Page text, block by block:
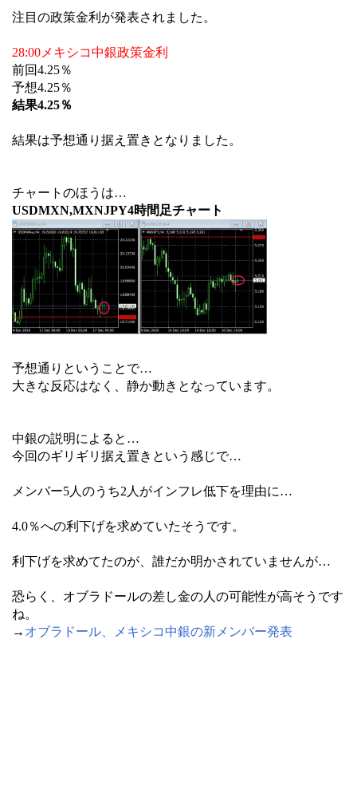
注目の政策金利が発表されました。
28:00メキシコ中銀政策金利
前回4.25％
予想4.25％
結果4.25％
結果は予想通り据え置きとなりました。
チャートのほうは…
USDMXN,MXNJPY4時間足チャート
予想通りということで…
大きな反応はなく、静か動きとなっています。
中銀の説明によると…
今回のギリギリ据え置きという感じで…
メンバー5人のうち2人がインフレ低下を理由に…
4.0％への利下げを求めていたそうです。
利下げを求めてたのが、誰だか明かされていませんが…
恐らく、オブラドールの差し金の人の可能性が高そうです
ね。
→ オブラドール、メキシコ中銀の新メンバー発表